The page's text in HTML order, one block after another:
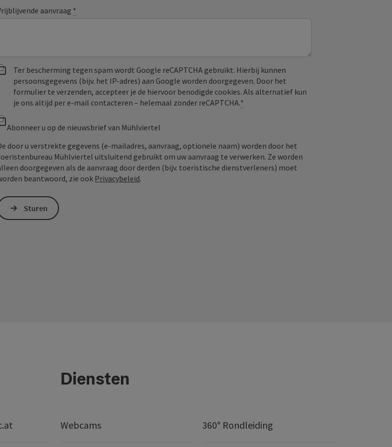
aanvraag *
Ter bescherming tegen spam wordt Google reCAPTCHA gebruikt. Hierbij kunnen
persoonsgegevens (bijv. het IP-adres) aan Google worden doorgegeven. Door het
formulier te verzenden, accepteer je de hiervoor benodigde cookies. Als alternatief kun
je ons altijd per e‑mail contacteren – helemaal zonder reCAPTCHA.*
Abonneer u op de nieuwsbrief van Mühlviertel
door u verstrekte gegevens (e-mailadres, aanvraag, optionele naam) worden door het
Mühlviertel uitsluitend gebruikt om uw aanvraag te verwerken. Ze worden
doorgegeven als de aanvraag door derden (bijv. toeristische dienstverleners) moet
beantwoord, zie ook Privacybeleid.
Sturen
Diensten
Webcams 360° Rondleiding